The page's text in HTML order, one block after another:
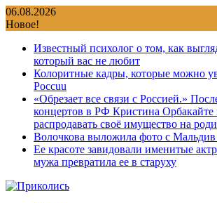
Перейти
к
06.08.2026
Новое!
Известный психолог о том, как
который вас не любит
Колоритные кадры, которые можно
Россuu
«Обрезает все связи с Россией.»
концертов в РФ Кристина Орбакайте
распродавать своё имущество на
Волочкова выложила фото с Мальдив
Ее красоте завидовали именитые
мужа превратила ее в старуху